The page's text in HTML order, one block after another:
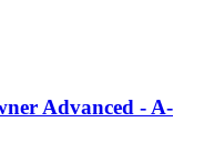
Advanced - A-